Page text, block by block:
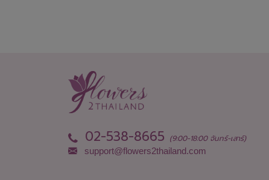
02-538-8665 (9:00-18:00 จันทร์-เสาร์)
support@flowers2thailand.com